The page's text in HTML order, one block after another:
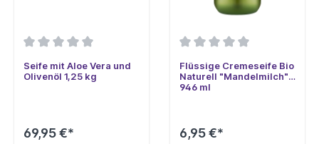
Seife mit Aloe Vera und
Olivenöl 1,25 kg
69,95 €*
Flüssige Cremeseife Bio
Naturell "Mandelmilch" ,
946 ml
6,95 €*